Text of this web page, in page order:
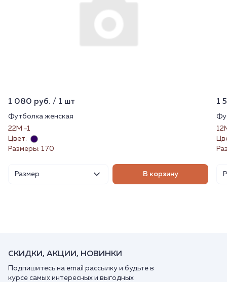
1 080 руб. / 1 шт
Футболка женская
22М -1
Цвет:
Размеры: 170
Размер В корзину
1
СКИДКИ, АКЦИИ, НОВИНКИ
Подпишитесь на email рассылку и будьте в
курсе самых интересных и выгодных